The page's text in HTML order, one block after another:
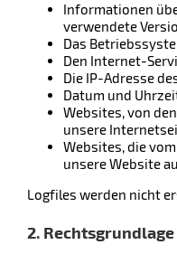
Informationen
verwendete
Das
Den Internet-
Die IP-Adresse
Datum und
Websites, von
unsere
Websites, die
unsere Website
Logfiles werden nicht
2.